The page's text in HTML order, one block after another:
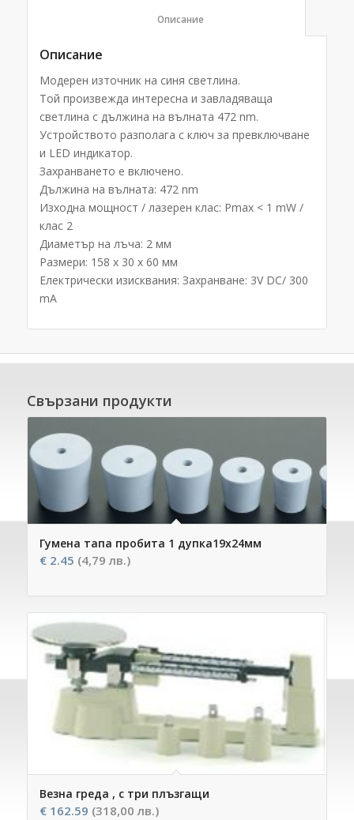
						Описание
Описание
Mодерен източник на синя светлина.
Той произвежда интересна и завладяваща
светлина с дължина на вълната 472 nm.
Устройството разполага с ключ за превключване
и LED индикатор.
Захранването е включено.
Дължина на вълната: 472 nm
Изходна мощност / лазерен клас: Pmax < 1 mW /
клас 2
Диаметър на лъча: 2 мм
Размери: 158 х 30 х 60 мм
Електрически изисквания: Захранване: 3V DC/ 300
mA
Свързани продукти
Гумена тапа пробита 1 дупка19х24мм
€2.45 (4,79 лв.)
Везна греда , с три плъзгащи
€162.59 (318,00 лв.)